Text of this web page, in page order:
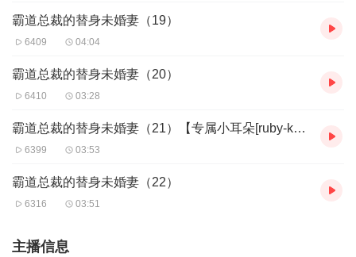
霸道总裁的替身未婚妻（19）
6409 04:04
霸道总裁的替身未婚妻（20）
6410 03:28
霸道总裁的替身未婚妻（21）【专属小耳朵[ruby-kao]的加更】
6399 03:53
霸道总裁的替身未婚妻（22）
6316 03:51
主播信息